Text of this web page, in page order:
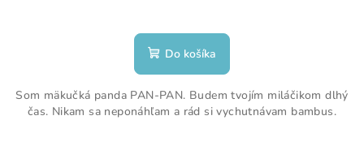
Do košíka
Som mäkučká panda PAN-PAN. Budem tvojím miláčikom dlhý
čas. Nikam sa neponáhľam a rád si vychutnávam bambus.